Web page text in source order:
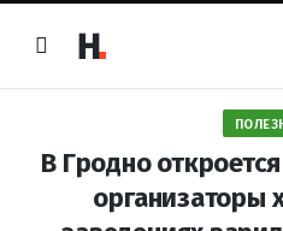
В Гродно
организаторы